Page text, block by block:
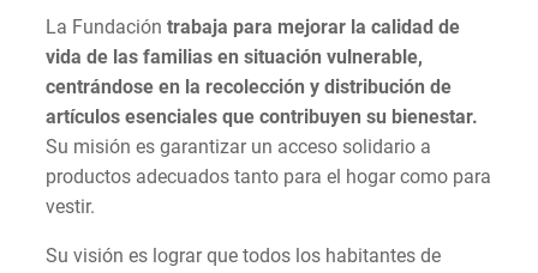
La Fundación trabaja para mejorar la calidad de
vida de las familias en situación vulnerable,
centrándose en la recolección y distribución de
artículos esenciales que contribuyen su bienestar.
Su misión es garantizar un acceso solidario a
productos adecuados tanto para el hogar como para
vestir.
Su visión es lograr que todos los habitantes de